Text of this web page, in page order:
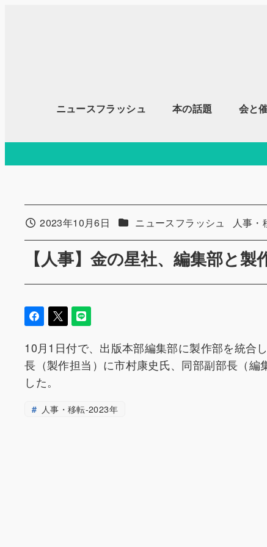
移
ニュースフラッシュ 本の話題 会と
【人事】金の星社、編集部と製
投稿日2023年10月6日 カテゴリー
ニュースフラッシュ カテゴ
人事・
10月1日付で、出版本部編集部に製作部を統合
長（製作担当）に市村康史氏、同部副部長（
した。
人事・移転-2023年